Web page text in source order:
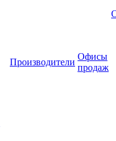
Производители
Офисы
продаж